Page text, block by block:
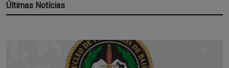
Últimas Notícias